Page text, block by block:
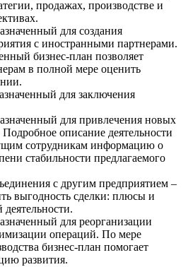
продажах, производстве и
для создания
с иностранными партнерами.
бизнес-план позволяет
в полной мере оценить
для заключения
для привлечения новых
описание деятельности
сотрудникам информацию о
стабильности предлагаемого
с другим предприятием –
выгодность сделки: плюсы и
для реорганизации
операций. По мере
бизнес-план помогает
развития.